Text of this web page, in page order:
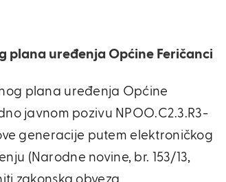
plana uređenja Općine Feričanci
plana uređenja Općine
javnom pozivu NPOO.C2.3.R3-
generacije putem elektroničkog
(Narodne novine, br. 153/13,